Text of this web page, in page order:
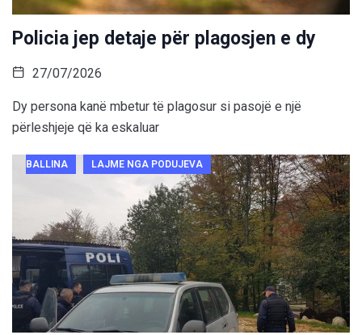
Policia jep detaje për plagosjen e dy
27/07/2026
Dy persona kanë mbetur të plagosur si pasojë e një
përleshjeje që ka eskaluar
BALLINA LAJME NGA PODUJEVA